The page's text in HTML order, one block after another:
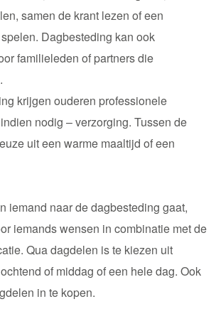
samen de krant lezen of een
Dagbesteding kan ook
familieleden of partners die
krijgen ouderen professionele
nodig – verzorging. Tussen de
uit een warme maaltijd of een
iemand naar de dagbesteding gaat,
iemands wensen in combinatie met de
Qua dagdelen is te kiezen uit
of middag of een hele dag. Ook
in te kopen.